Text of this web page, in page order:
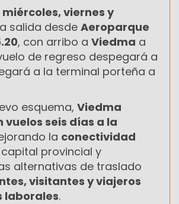
miércoles, viernes y
salida desde Aeroparque
, con arribo a Viedma a
de regreso despegará a
a la terminal porteña a
esquema, Viedma
vuelos seis días a la
la conectividad
provincial y
alternativas de traslado
visitantes y viajeros
laborales.